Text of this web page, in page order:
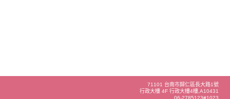
71101 台南市歸仁區長大路1號
行政大樓 4F 行政大樓4樓,A10431